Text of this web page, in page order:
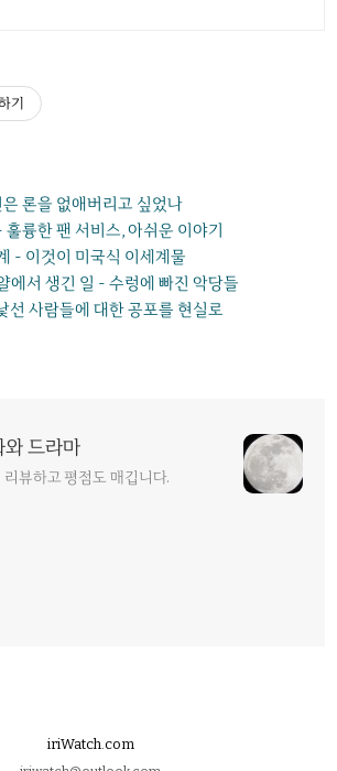
기
론을 없애버리고 싶었나
륭한 팬 서비스, 아쉬운 이야기
- 이것이 미국식 이세계물
에서 생긴 일 - 수렁에 빠진 악당들
선 사람들에 대한 공포를 현실로
와 드라마
뷰하고 평점도 매깁니다.
iriWatch.com